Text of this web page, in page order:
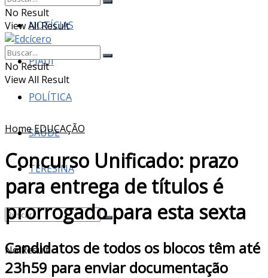
NOTÍCIAS
PIAUÍ
POLÍTICA
SAÚDE
TERESINA
No Result
No Result
View All Result
No Result
View All Result
Home EDUCAÇÃO
Concurso Unificado: prazo
para entrega de títulos é
prorrogado para esta sexta
Candidatos de todos os blocos têm até
23h59 para enviar documentação